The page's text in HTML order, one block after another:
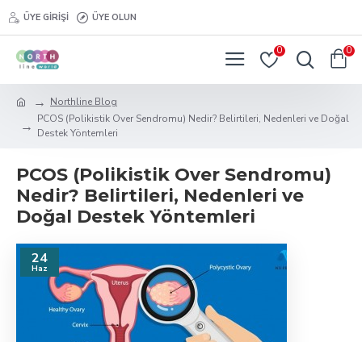
ÜYE GIRIŞI ÜYE OLUN
0 0
Northline Blog
PCOS (Polikistik Over Sendromu) Nedir? Belirtileri, Nedenleri ve Doğal
Destek Yöntemleri
PCOS (Polikistik Over Sendromu)
Nedir? Belirtileri, Nedenleri ve
Doğal Destek Yöntemleri
24
Haz